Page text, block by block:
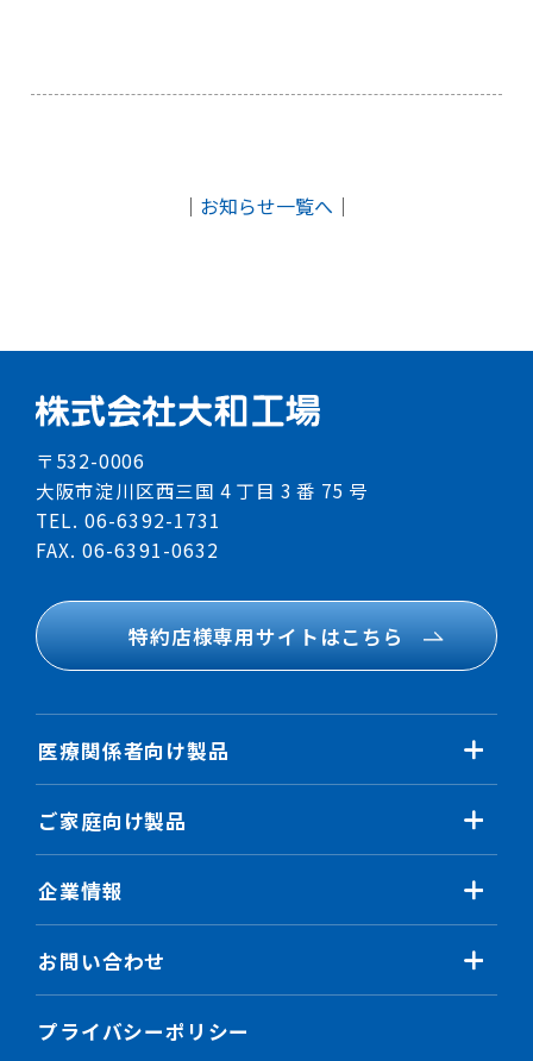
｜ お知らせ一覧へ ｜
〒532-0006
大阪市淀川区西三国 4 丁目 3 番 75 号
TEL. 06-6392-1731
FAX. 06-6391-0632
特約店様専用サイトはこちら
医療関係者向け製品
脱脂綿製品
包帯・固定補助製品
検査衣製品
ご家庭向け製品
脱脂綿関連製品
サポーター関連製品
介護関連製品
企業情報
事業所・交通アクセス
お問い合わせ
プライバシーポリシー